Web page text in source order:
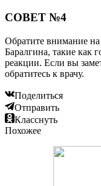
СОВЕТ №4
Обратите внимание
Баралгина, такие как
реакции. Если вы
обратитесь к врачу.
Поделиться
Отправить
Класснуть
Похожее